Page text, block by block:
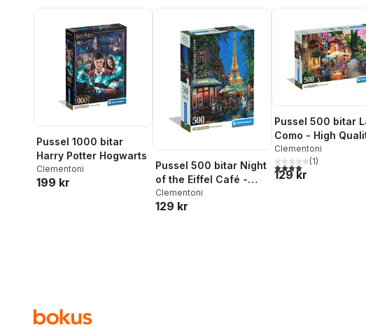
Pussel 1000 bitar
Harry Potter Hogwarts
Clementoni
199 kr
Pussel 500 bitar Night
of the Eiffel Café -
High Quality
Collection
Clementoni
129 kr
Pussel 500 bitar
Como - High
Collection
Clementoni
4,0utav 5 stjärnor.
(1)
129 kr